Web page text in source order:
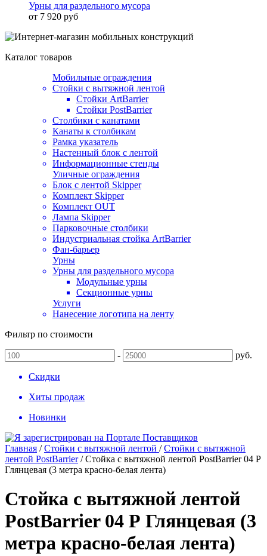
Урны для раздельного мусора
от 7 920 руб
Каталог товаров
Мобильные ограждения
Стойки с вытяжной лентой
Стойки ArtBarrier
Стойки PostBarrier
Столбики с канатами
Канаты к столбикам
Рамка указатель
Настенный блок с лентой
Информационные стенды
Уличные ограждения
Блок с лентой Skipper
Комплект Skipper
Комплект OUT
Лампа Skipper
Парковочные столбики
Индустриальная стойка ArtBarrier
Фан-барьер
Урны
Урны для раздельного мусора
Модульные урны
Секционные урны
Услуги
Нанесение логотипа на ленту
Фильтр по стоимости
- руб.
Скидки
Хиты продаж
Новинки
Главная /Стойки с вытяжной лентой /Стойки с вытяжной
лентой PostBarrier/Стойка с вытяжной лентой PostBarrier 04 Р
Глянцевая (3 метра красно-белая лента)
Стойка с вытяжной лентой
PostBarrier 04 Р Глянцевая (3
метра красно-белая лента)